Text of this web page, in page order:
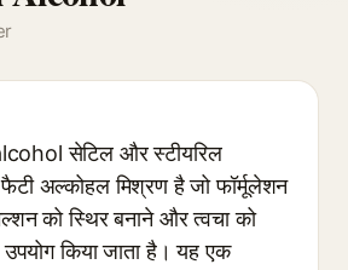
सेटिल और स्टीयरिल
अल्कोहल मिश्रण है जो फॉर्मूलेशन
को स्थिर बनाने और त्वचा को
किया जाता है। यह एक